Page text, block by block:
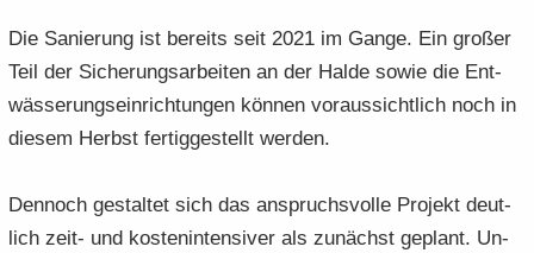
Die Sa­nie­rung ist be­reits seit 2021 im Gange. Ein gro­ßer
Teil der Si­che­rungs­ar­bei­ten an der Halde sowie die Ent­
wäs­se­rungs­ein­rich­tun­gen kön­nen vor­aus­sicht­lich noch in
die­sem Herbst fer­tig­ge­stellt wer­den.
Den­noch ge­stal­tet sich das an­spruchs­vol­le Pro­jekt deut­
lich zeit- und kos­ten­in­ten­si­ver als zu­nächst ge­plant. Un­